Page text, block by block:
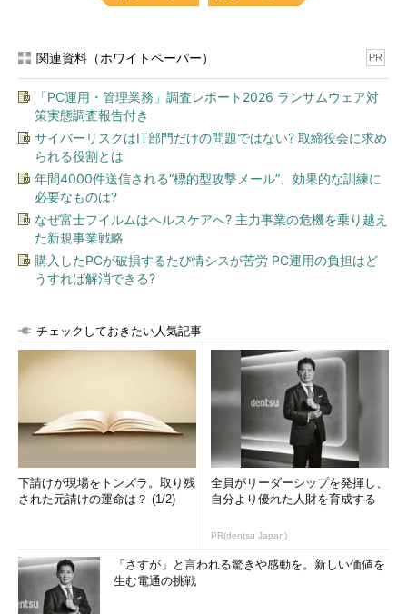
図3 PageLatchの発生場所
図3を見てください。ページ1には「1」「4」「6」「8」とい
う値を持つデータが入っています。1つのページには4つのデータ
しか入らない、という前提があるとしましょう。つまり、このペ
ージ1はもういっぱいの状態です。ここに「5」という値を
INSERTしたとしましょう。
すでにページ1はいっぱいの状態なので、ストレージエンジン
はページ1ー1とページ1-2の2つに分割します。ページ1-1には
PageLatchが発生するわけです。
これはクラスタ化インデックスカラムの選定を適切に行う、ま
たインデックス作成時のfillfactor値が正しい設定で行われていれ
ば問題はないはずです。つまり、PageLatchは初期の物理設計に
起因する問題となりますので、必ず最初につぶしておきたいもの
Latch
関連資料（ホワイトペーパー） PR
「PC運用・管理業務」調査レポート2026 ランサムウェア対
策実態調査報告付き
サイバーリスクはIT部門だけの問題ではない? 取締役会に求め
られる役割とは
年間4000件送信される“標的型攻撃メール”、効果的な訓練に
必要なものは?
なぜ富士フイルムはヘルスケアへ? 主力事業の危機を乗り越え
た新規事業戦略
購入したPCが破損するたび情シスが苦労 PC運用の負担はど
うすれば解消できる?
チェックしておきたい人気記事
下請けが現場をトンズラ。取り残
された元請けの運命は？ (1/2)
全員がリーダーシップを発揮し、
自分より優れた人財を育成する
PR(dentsu Japan)
「さすが」と言われる驚きや感動を。新しい価値を
生む電通の挑戦